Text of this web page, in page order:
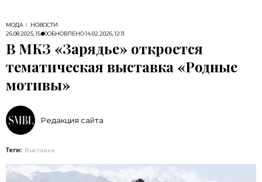
МОДА
НОВОСТИ
26.08.2025, 15:00ОБНОВЛЕНО14.02.2026, 12:11
В МКЗ «Зарядье» откроется
тематическая выставка «Родные
мотивы»
Редакция сайта
Теги: Выставки